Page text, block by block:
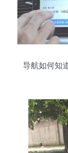
导航如何知